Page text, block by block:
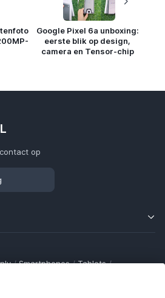
Google Pixel 6a unboxing:
eerste blik op design,
camera en Tensor-chip
op
/ Smartphones / Tablets /